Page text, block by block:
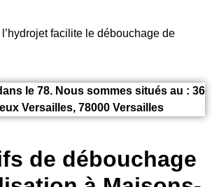
facilite le débouchage de
le 78. Nous sommes situés au : 36
Versailles, 78000 Versailles
de débouchage